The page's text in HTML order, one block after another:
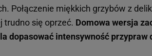
Połączenie miękkich grzybów z
trudno się oprzeć. Domowa wersja
dopasować intensywność przypraw